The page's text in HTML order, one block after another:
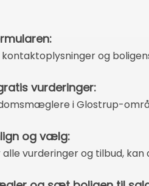
kontaktoplysninger og
vurderinger:
i Glostrup-
og vælg:
alle vurderinger og tilbud,